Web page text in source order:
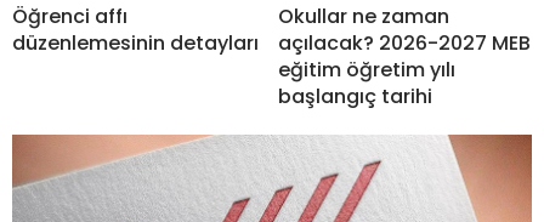
Öğrenci affı
düzenlemesinin detayları
Okullar ne zaman
açılacak? 2026-2027 MEB
eğitim öğretim yılı
başlangıç tarihi